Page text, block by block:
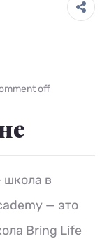
off
школа в
— это
Bring Life